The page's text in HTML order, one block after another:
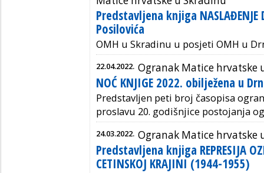
Predstavljena knjiga NASLAĐENJE
Posilovića
OMH u Skradinu u posjeti OMH u
22.04.2022. Ogranak Matice hrvatske
NOĆ KNJIGE 2022. obilježena u
Predstavljen peti broj časopisa
proslavu 20. godišnjice postojanja
24.03.2022. Ogranak Matice hrvatske
Predstavljena knjiga REPRESIJA
CETINSKOJ KRAJINI (1944-1955)